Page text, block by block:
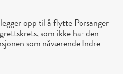
opp til å flytte Porsanger
som ikke har den
som nåværende Indre-